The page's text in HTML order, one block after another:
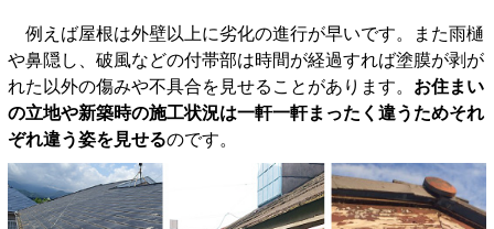
例えば屋根は外壁以上に劣化の進行が早いです。また雨樋
や鼻隠し、破風などの付帯部は時間が経過すれば塗膜が剥が
れた以外の傷みや不具合を見せることがあります。 お住まい
の立地や新築時の施工状況は一軒一軒まったく違うためそれ
ぞれ違う姿を見せるのです。